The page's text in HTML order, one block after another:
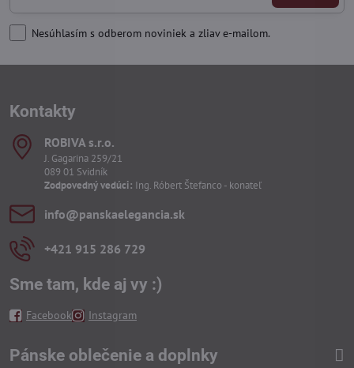
Nesúhlasím s odberom noviniek a zliav e-mailom.
Kontakty
ROBIVA s​.r​.o​.
J. Gagarina 259/21
089 01 Svidník
Zodpovedný vedúci: Ing. Róbert Štefanco - konateľ
info​@panskaelegancia​.sk
+421 915 286 729
Sme tam, kde aj vy :)
Facebook Instagram
Pánske oblečenie a doplnky